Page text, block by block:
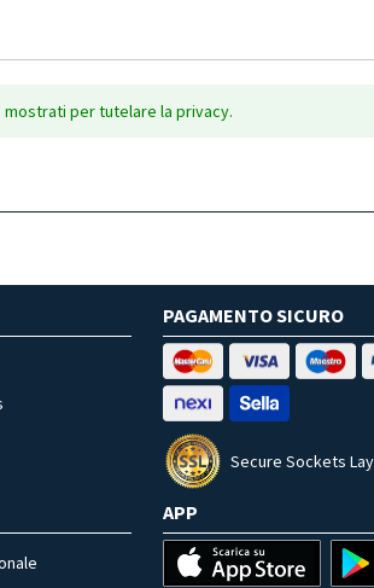
per tutelare la privacy.
PAGAMENTO SICURO
Secure Sockets
APP